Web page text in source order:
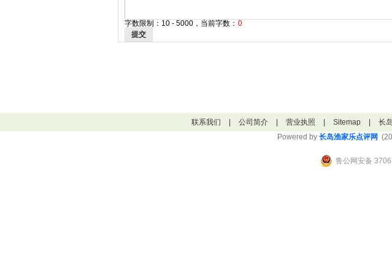
字数限制：10 - 5000，当前字数： 0
提交
联系我们 公司简介 营业执照 Sitemap 长
Powered by 长岛渔家乐点评网
鲁公网安备